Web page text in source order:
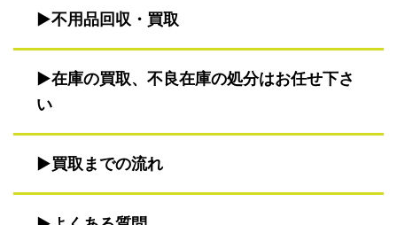
不用品回収・買取
在庫の買取、不良在庫の処分はお任せ下さ
い
買取までの流れ